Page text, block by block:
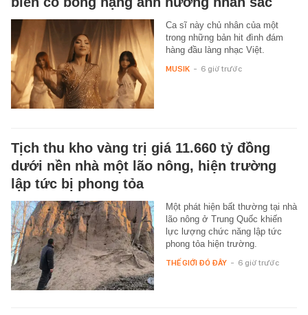
Ca sĩ này chủ nhân của một
trong những bản hit đình đám
hàng đầu làng nhạc Việt.
MUSIK - 6 giờ trước
Tịch thu kho vàng trị giá 11.660 tỷ đồng
dưới nền nhà một lão nông, hiện trường
lập tức bị phong tỏa
Một phát hiện bất thường tại nhà
lão nông ở Trung Quốc khiến
lực lượng chức năng lập tức
phong tỏa hiện trường.
THẾ GIỚI ĐÓ ĐÂY - 6 giờ trước